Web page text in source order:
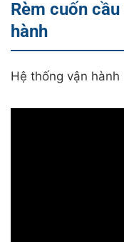
Rèm cuốn
hành
Hệ thống vận